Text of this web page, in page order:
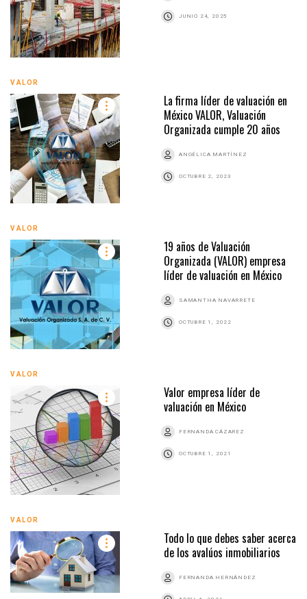
JUNIO 24, 2025
VALOR
La firma líder de valuación en
México VALOR, Valuación
Organizada cumple 20 años
ANGÉLICA MARTÍNEZ
OCTUBRE 2, 2023
VALOR
19 años de Valuación
Organizada (VALOR) empresa
líder de valuación en México
SAMANTHA NAVARRETE
OCTUBRE 1, 2022
VALOR
Valor empresa líder de
valuación en México
FERNANDA CÁZAREZ
OCTUBRE 1, 2021
VALOR
Todo lo que debes saber acerca
de los avalúos inmobiliarios
FERNANDA HERNÁNDEZ